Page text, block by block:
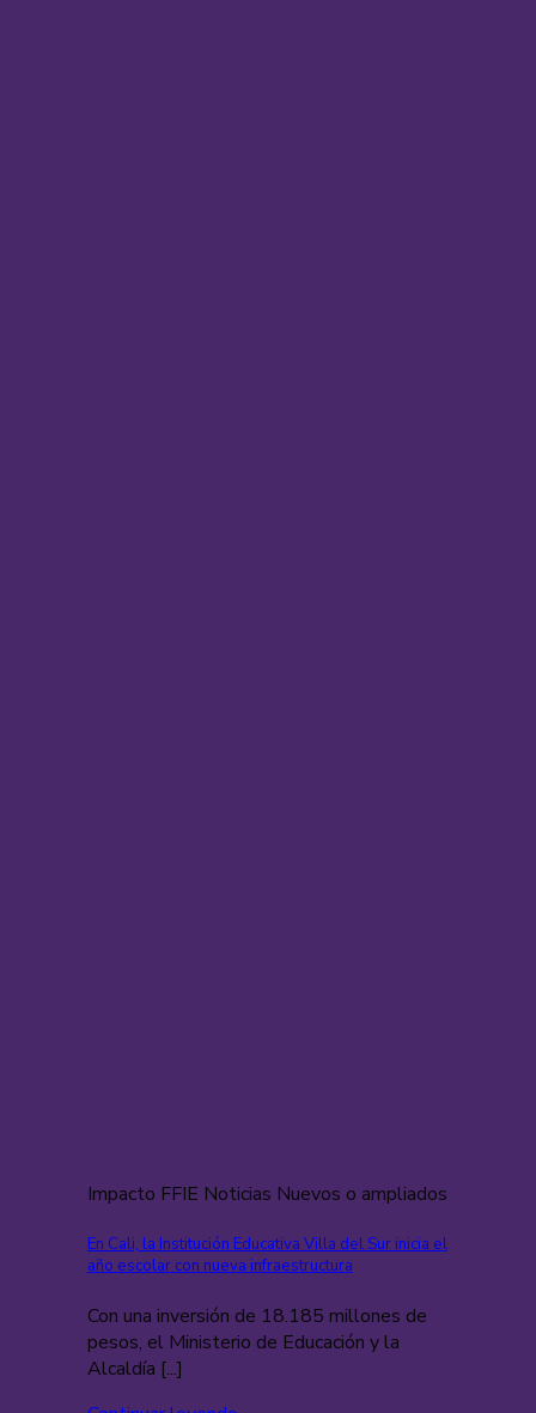
Impacto FFIE Noticias Nuevos o ampliados
En Cali, la Institución Educativa Villa del Sur inicia el
año escolar con nueva infraestructura
Con una inversión de 18.185 millones de
pesos, el Ministerio de Educación y la
Alcaldía [...]